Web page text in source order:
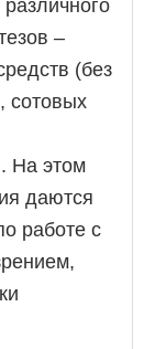
–
(без
сотовых
На этом
даются
работе с